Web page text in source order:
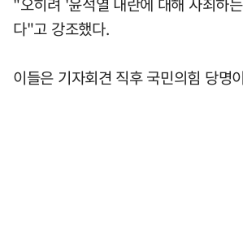
다"고 강조했다.
이들은 기자회견 직후 국민의힘 당명